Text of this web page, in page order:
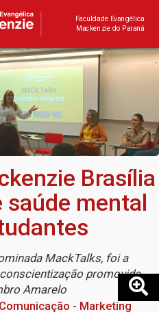
Faculdade Evangélica
Mackenzie do Paraná
Brasília
mental
MackTalks, foi a
promovida
Amarelo
Comunicação - Marketing